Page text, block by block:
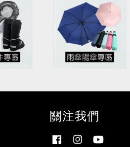
關注我們
Facebook Instagram